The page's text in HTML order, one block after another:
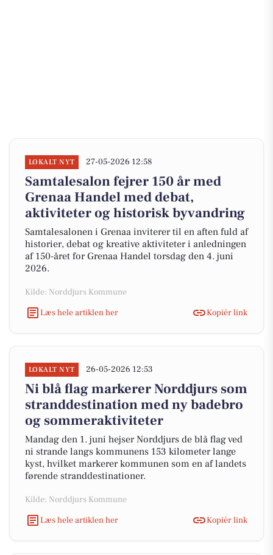
LOKALT NYT 27-05-2026 12:58
Samtalesalon fejrer 150 år med
Grenaa Handel med debat,
aktiviteter og historisk byvandring
Samtalesalonen i Grenaa inviterer til en aften fuld af
historier, debat og kreative aktiviteter i anledningen
af 150-året for Grenaa Handel torsdag den 4. juni
2026.
Kilde: Norddjurs Kommune
Læs hele artiklen her
Kopiér link
LOKALT NYT 26-05-2026 12:53
Ni blå flag markerer Norddjurs som
stranddestination med ny badebro
og sommeraktiviteter
Mandag den 1. juni hejser Norddjurs de blå flag ved
ni strande langs kommunens 153 kilometer lange
kyst, hvilket markerer kommunen som en af landets
førende stranddestinationer.
Kilde: Norddjurs Kommune
Læs hele artiklen her
Kopiér link